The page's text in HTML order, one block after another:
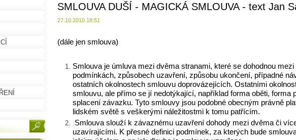
SMLOUVA DUŠÍ - MAGICKÁ SMLOUVA - text Jan
27.10.2010 18:51
(dále jen smlouva)
Smlouva je úmluva mezi dvěma stranami, které se dohodnou
podmínkách, způsobech uzavření, způsobu ukončení, případné
ostatních okolnostech smlouvu doprovázejících. Ostatními
smlouvu, ale přímo se jí nedotýkající, například forma oběti, forma
splacení závazku. Tyto smlouvy jsou podobné obecným právně
lidském světě s veškerými náležitostmi k tomu patřícím.
Smlouva slouží k závaznému uzavření dohody mezi dvěma či
uzavírajícími. K přesné definici podmínek, za kterých bude